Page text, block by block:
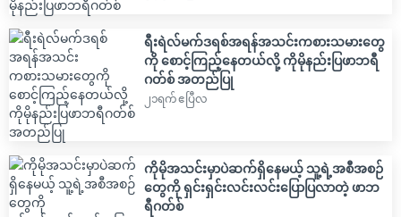
ရီးရဲလ်မက်ဒရစ်အရန်အသင်းကစားသမားတွေ
ကို စောင့်ကြည့်နေတယ်လို့ ကိုမိုနည်းပြဖာဘရီ
ဂတ်စ် အတည်ပြု
၂၁ရက် ဧပြီလ
ကိုမိုအသင်းမှာပဲဆက်ရှိနေမယ့် သူ့ရဲ့အစီအစဉ်
တွေကို ရှင်းရှင်းလင်းလင်းပြောပြလာတဲ့ ဖာဘ
ရီဂတ်စ်